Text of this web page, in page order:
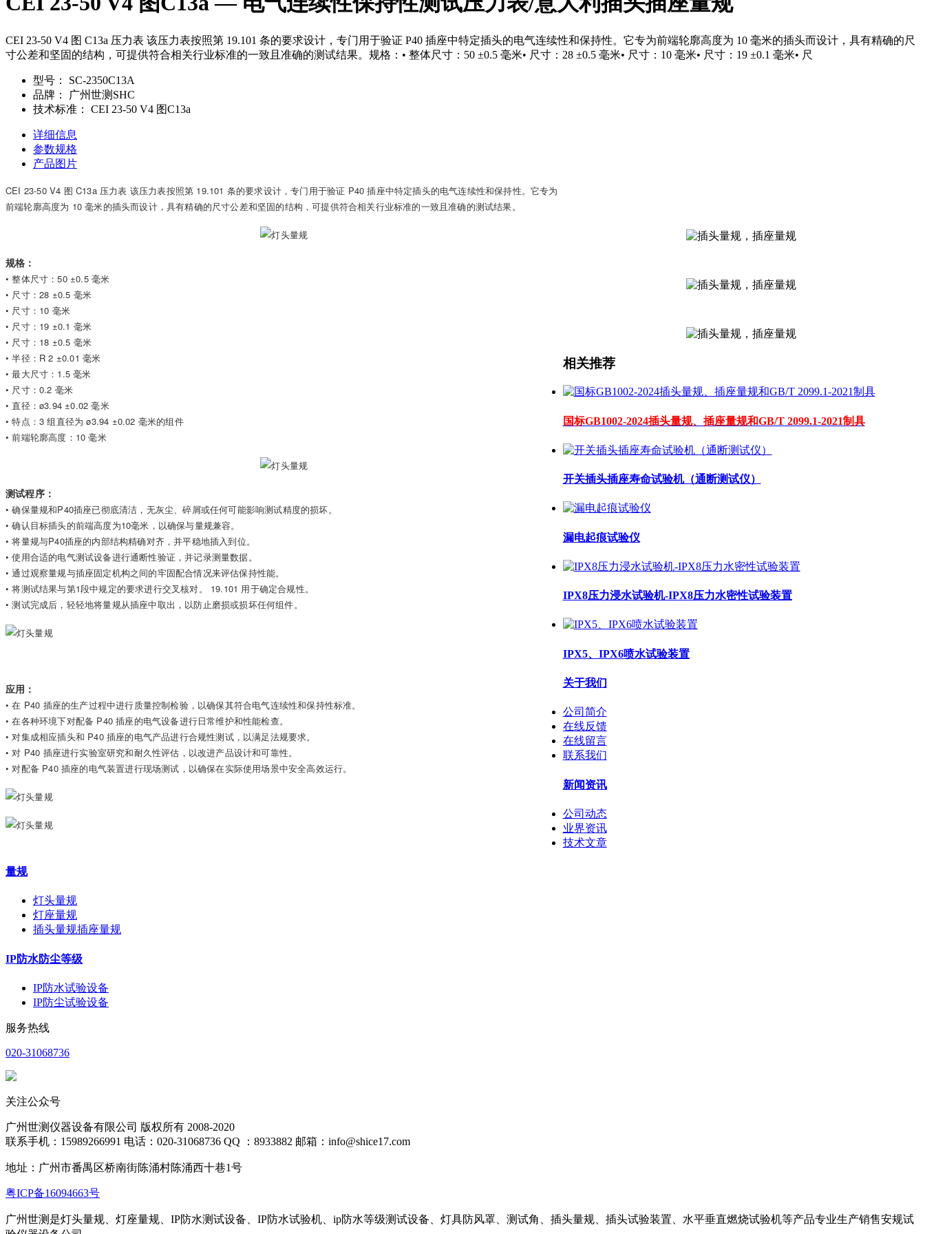
CEI 23-50 V4 图 C13a 压力表 该压力表按照第 19.101 条的要求设计，专门用于验证 P40 插座中特定插头的电气连续性和保持性。它专为前端轮廓高度为 10 毫米的插头而设计，具有精确的尺
寸公差和坚固的结构，可提供符合相关行业标准的一致且准确的测试结果。规格：• 整体尺寸：50 ±0.5 毫米• 尺寸：28 ±0.5 毫米• 尺寸：10 毫米• 尺寸：19 ±0.1 毫米• 尺
型号：
SC-2350C13A
品牌：
广州世测SHC
技术标准：
CEI 23-50 V4 图C13a
详细信息
参数规格
产品图片
CEI 23-50 V4 图 C13a 压力表 该压力表按照第 19.101 条的要求设计，专门用于验证 P40 插座中特定插头的电气连续性和保持性。它专为
前端轮廓高度为 10 毫米的插头而设计，具有精确的尺寸公差和坚固的结构，可提供符合相关行业标准的一致且准确的测试结果。
规格：
• 整体尺寸：50 ±0.5 毫米
• 尺寸：28 ±0.5 毫米
• 尺寸：10 毫米
• 尺寸：19 ±0.1 毫米
• 尺寸：18 ±0.5 毫米
• 半径：R 2 ±0.01 毫米
• 最大尺寸：1.5 毫米
• 尺寸：0.2 毫米
• 直径：ø3.94 ±0.02 毫米
• 特点：3 组直径为 ø3.94 ±0.02 毫米的组件
• 前端轮廓高度：10 毫米
测试程序：
• 确保量规和P40插座已彻底清洁，无灰尘、碎屑或任何可能影响测试精度的损坏。
• 确认目标插头的前端高度为10毫米，以确保与量规兼容。
• 将量规与P40插座的内部结构精确对齐，并平稳地插入到位。
• 使用合适的电气测试设备进行通断性验证，并记录测量数据。
• 通过观察量规与插座固定机构之间的牢固配合情况来评估保持性能。
• 将测试结果与第1段中规定的要求进行交叉核对。 19.101 用于确定合规性。
• 测试完成后，轻轻地将量规从插座中取出，以防止磨损或损坏任何组件。
应用：
• 在 P40 插座的生产过程中进行质量控制检验，以确保其符合电气连续性和保持性标准。
• 在各种环境下对配备 P40 插座的电气设备进行日常维护和性能检查。
• 对集成相应插头和 P40 插座的电气产品进行合规性测试，以满足法规要求。
• 对 P40 插座进行实验室研究和耐久性评估，以改进产品设计和可靠性。
• 对配备 P40 插座的电气装置进行现场测试，以确保在实际使用场景中安全高效运行。
相关推荐
国标GB1002-2024插头量规、插座量规和GB/T 2099.1-2021制具
开关插头插座寿命试验机（通断测试仪）
漏电起痕试验仪
IPX8压力浸水试验机-IPX8压力水密性试验装置
IPX5、IPX6喷水试验装置
关于我们
公司简介
在线反馈
在线留言
联系我们
新闻资讯
公司动态
业界资讯
技术文章
量规
灯头量规
灯座量规
插头量规插座量规
IP防水防尘等级
IP防水试验设备
IP防尘试验设备
服务热线
020-31068736
关注公众号
广州世测仪器设备有限公司 版权所有 2008-2020
联系手机：15989266991 电话：020-31068736 QQ ：8933882 邮箱：info@shice17.com
地址： 广州市番禺区桥南街陈涌村陈涌西十巷1号
粤ICP备16094663号
广州世测是灯头量规、灯座量规、IP防水测试设备、IP防水试验机、ip防水等级测试设备、灯具防风罩、测试角、插头量规、插头试验装置、水平垂直燃烧试验机等产品专业生产销售安规试